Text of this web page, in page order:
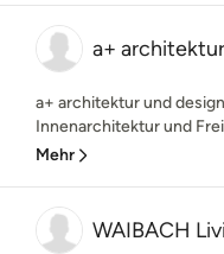
a+
a+ architektur und
Innenarchitektur und
Mehr
WAIBACH